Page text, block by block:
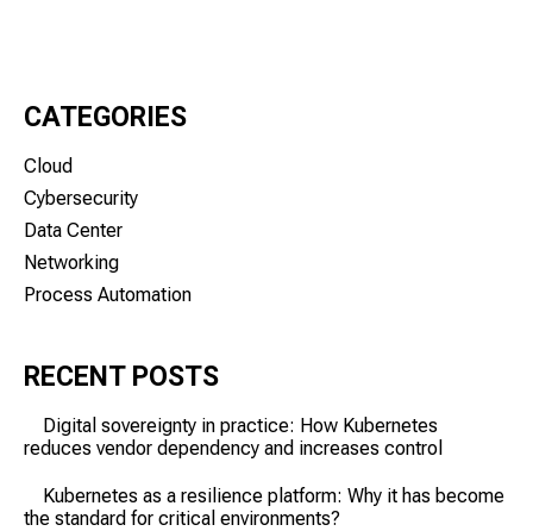
CATEGORIES
Cloud
Cybersecurity
Data Center
Networking
Process Automation
RECENT POSTS
Digital sovereignty in practice: How Kubernetes
reduces vendor dependency and increases control
Kubernetes as a resilience platform: Why it has become
the standard for critical environments?